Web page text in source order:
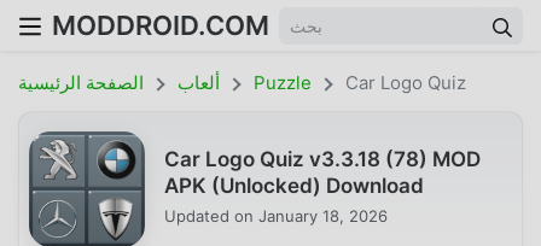
MODDROID.COM
الصفحة الرئيسية ألعاب Puzzle Car Logo Quiz
Car Logo Quiz v3.3.18 (78) MOD
APK (Unlocked) Download
Updated on January 18, 2026